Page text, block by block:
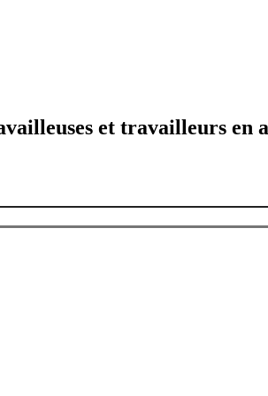
et travailleurs en